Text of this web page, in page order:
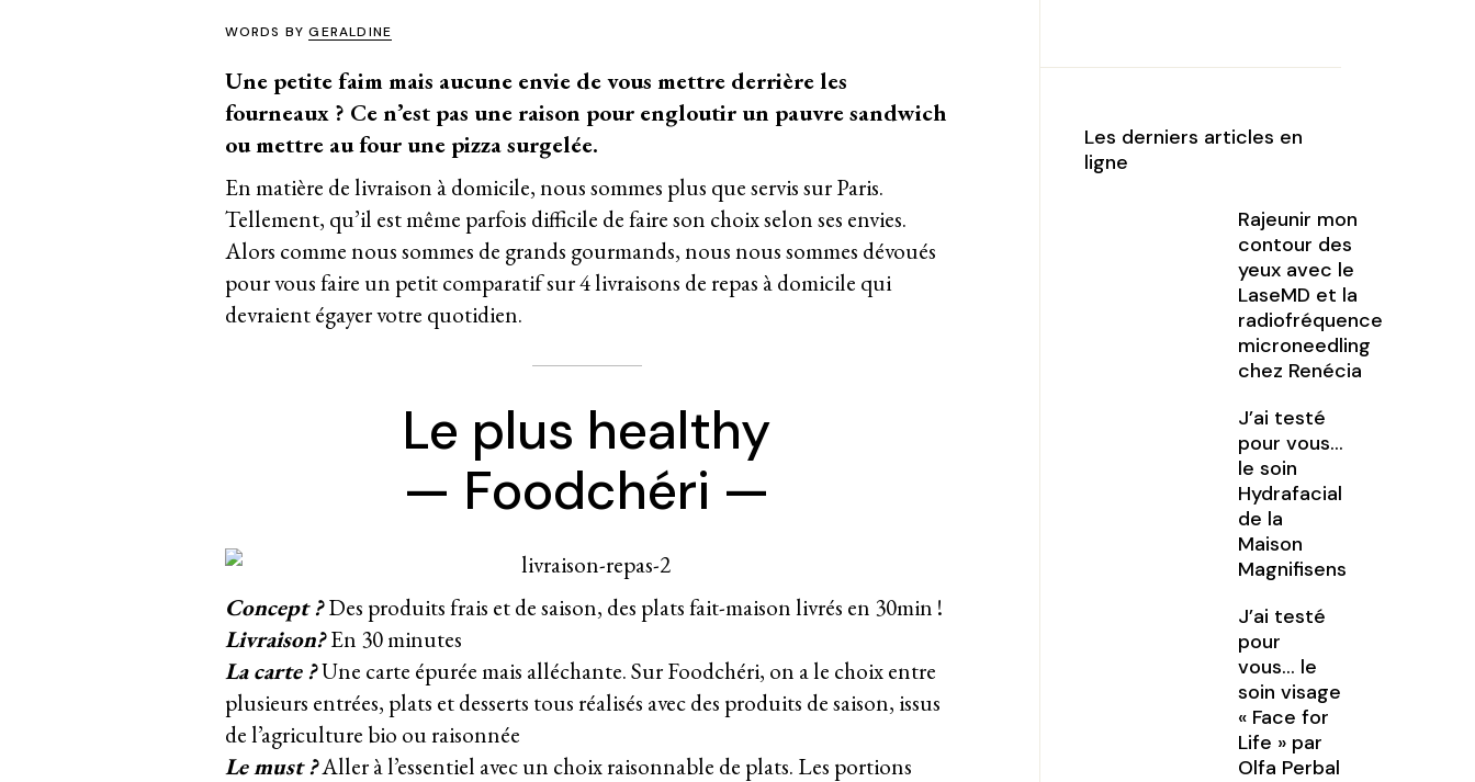
WORDS BYGERALDINE
Une petite faim mais aucune envie de vous mettre derrière les
fourneaux ? Ce n’est pas une raison pour engloutir un pauvre sandwich
ou mettre au four une pizza surgelée.
En matière de livraison à domicile, nous sommes plus que servis sur Paris.
Tellement, qu’il est même parfois difficile de faire son choix selon ses envies.
Alors comme nous sommes de grands gourmands, nous nous sommes dévoués
pour vous faire un petit comparatif sur 4 livraisons de repas à domicile qui
devraient égayer votre quotidien.
Le plus healthy
— Foodchéri —
Concept ?Des produits frais et de saison, des plats fait-maison livrés en 30min !
Livraison?En 30 minutes
La carte ?Une carte épurée mais alléchante. Sur Foodchéri, on a le choix entre
plusieurs entrées, plats et desserts tous réalisés avec des produits de saison, issus
de l’agriculture bio ou raisonnée
Le must ?Aller à l’essentiel avec un choix raisonnable de plats. Les portions
Les derniers articles en
ligne
Rajeunir mon
contour des
yeux avec le
LaseMD et la
radiofréquence
microneedling
chez Renécia
J’ai testé
pour vous…
le soin
Hydrafacial
de la
Maison
Magnifisens
J’ai testé
pour
vous… le
soin visage
« Face for
Life » par
Olfa Perbal